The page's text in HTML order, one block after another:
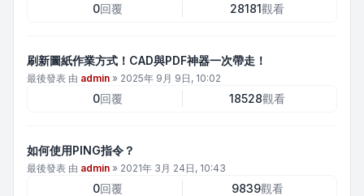
0回覆 28181觀看
刷新圖紙作業方式！CAD與PDF神器一次帶走！
最後發表 由 admin » 2025年 9月 9日, 10:02
0回覆 18528觀看
如何使用PING指令？
最後發表 由 admin » 2021年 3月 24日, 10:43
0回覆 9839觀看